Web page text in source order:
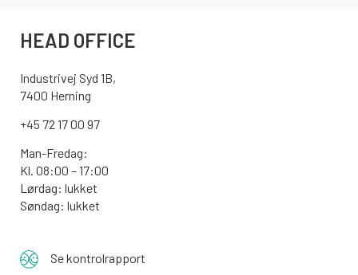
HEAD OFFICE
Industrivej Syd 1B,
7400 Herning
+45 72 17 00 97
Man-Fredag:
Kl. 08:00 – 17:00
Lørdag: lukket
Søndag: lukket
Se kontrolrapport